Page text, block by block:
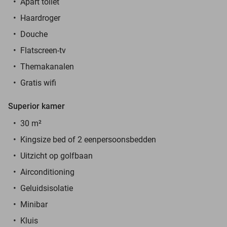
Haardroger
Douche
Flatscreen-tv
Themakanalen
Gratis wifi
Superior kamer
30 m²
Kingsize bed of 2 eenpersoonsbedden
Uitzicht op golfbaan
Airconditioning
Geluidsisolatie
Minibar
Kluis